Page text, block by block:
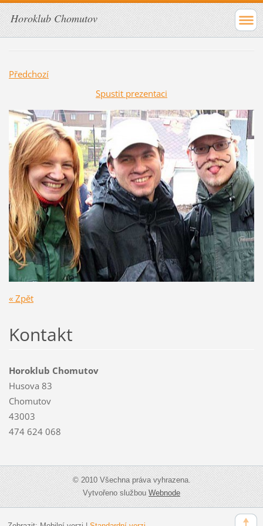
Horoklub Chomutov
Předchozí
Spustit prezentaci
« Zpět
Kontakt
Horoklub Chomutov
Husova 83
Chomutov
43003
474 624 068
© 2010 Všechna práva vyhrazena.
Vytvořeno službouWebnode